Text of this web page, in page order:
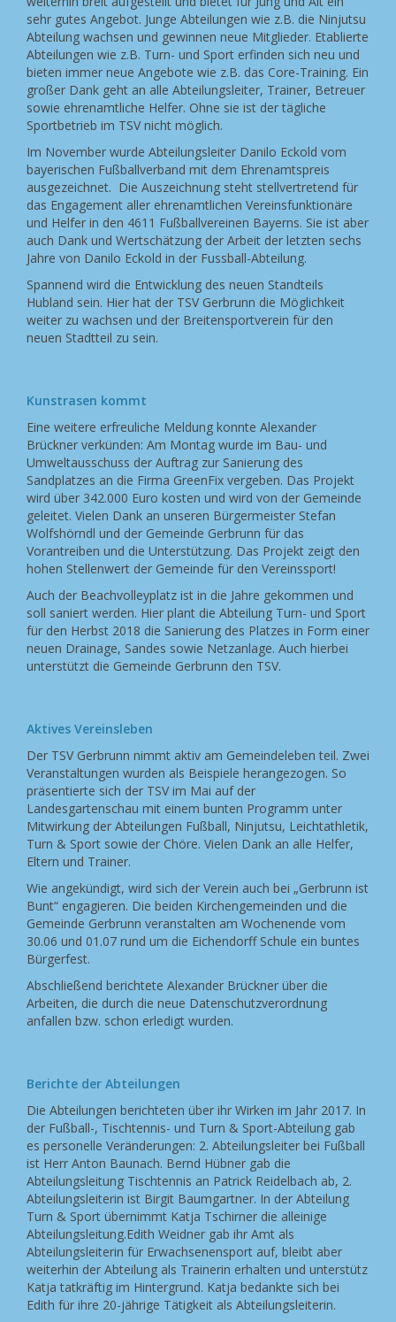
sehr gutes Angebot. Junge Abteilungen wie z.B. die Ninjutsu
Abteilung wachsen und gewinnen neue Mitglieder. Etablierte
Abteilungen wie z.B. Turn- und Sport erfinden sich neu und
bieten immer neue Angebote wie z.B. das Core-Training. Ein
großer Dank geht an alle Abteilungsleiter, Trainer, Betreuer
sowie ehrenamtliche Helfer. Ohne sie ist der tägliche
Sportbetrieb im TSV nicht möglich.
Im November wurde Abteilungsleiter Danilo Eckold vom
bayerischen Fußballverband mit dem Ehrenamtspreis
ausgezeichnet. Die Auszeichnung steht stellvertretend für
das Engagement aller ehrenamtlichen Vereinsfunktionäre
und Helfer in den 4611 Fußballvereinen Bayerns. Sie ist aber
auch Dank und Wertschätzung der Arbeit der letzten sechs
Jahre von Danilo Eckold in der Fussball-Abteilung.
Spannend wird die Entwicklung des neuen Standteils
Hubland sein. Hier hat der TSV Gerbrunn die Möglichkeit
weiter zu wachsen und der Breitensportverein für den
neuen Stadtteil zu sein.
Kunstrasen kommt
Eine weitere erfreuliche Meldung konnte Alexander
Brückner verkünden: Am Montag wurde im Bau- und
Umweltausschuss der Auftrag zur Sanierung des
Sandplatzes an die Firma GreenFix vergeben. Das Projekt
wird über 342.000 Euro kosten und wird von der Gemeinde
geleitet. Vielen Dank an unseren Bürgermeister Stefan
Wolfshörndl und der Gemeinde Gerbrunn für das
Vorantreiben und die Unterstützung. Das Projekt zeigt den
hohen Stellenwert der Gemeinde für den Vereinssport!
Auch der Beachvolleyplatz ist in die Jahre gekommen und
soll saniert werden. Hier plant die Abteilung Turn- und Sport
für den Herbst 2018 die Sanierung des Platzes in Form einer
neuen Drainage, Sandes sowie Netzanlage. Auch hierbei
unterstützt die Gemeinde Gerbrunn den TSV.
Aktives Vereinsleben
Der TSV Gerbrunn nimmt aktiv am Gemeindeleben teil. Zwei
Veranstaltungen wurden als Beispiele herangezogen. So
präsentierte sich der TSV im Mai auf der
Landesgartenschau mit einem bunten Programm unter
Mitwirkung der Abteilungen Fußball, Ninjutsu, Leichtathletik,
Turn & Sport sowie der Chöre. Vielen Dank an alle Helfer,
Eltern und Trainer.
Wie angekündigt, wird sich der Verein auch bei „Gerbrunn ist
Bunt“ engagieren. Die beiden Kirchengemeinden und die
Gemeinde Gerbrunn veranstalten am Wochenende vom
30.06 und 01.07 rund um die Eichendorff Schule ein buntes
Bürgerfest.
Abschließend berichtete Alexander Brückner über die
Arbeiten, die durch die neue Datenschutzverordnung
anfallen bzw. schon erledigt wurden.
Berichte der Abteilungen
Die Abteilungen berichteten über ihr Wirken im Jahr 2017. In
der Fußball-, Tischtennis- und Turn & Sport-Abteilung gab
es personelle Veränderungen: 2. Abteilungsleiter bei Fußball
ist Herr Anton Baunach. Bernd Hübner gab die
Abteilungsleitung Tischtennis an Patrick Reidelbach ab, 2.
Abteilungsleiterin ist Birgit Baumgartner. In der Abteilung
Turn & Sport übernimmt Katja Tschirner die alleinige
Abteilungsleitung.Edith Weidner gab ihr Amt als
Abteilungsleiterin für Erwachsenensport auf, bleibt aber
weiterhin der Abteilung als Trainerin erhalten und unterstütz
Katja tatkräftig im Hintergrund. Katja bedankte sich bei
Edith für ihre 20-jährige Tätigkeit als Abteilungsleiterin.